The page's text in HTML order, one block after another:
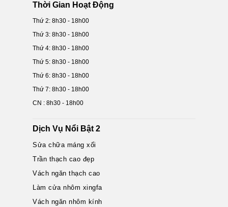
Thời Gian Hoạt Động
Thứ 2: 8h30 - 18h00
Thứ 3: 8h30 - 18h00
Thứ 4: 8h30 - 18h00
Thứ 5: 8h30 - 18h00
Thứ 6: 8h30 - 18h00
Thứ 7: 8h30 - 18h00
CN : 8h30 - 18h00
Dịch Vụ Nổi Bật 2
Sửa chữa máng xối
Trần thạch cao đẹp
Vách ngăn thạch cao
Làm cửa nhôm xingfa
Vách ngăn nhôm kính